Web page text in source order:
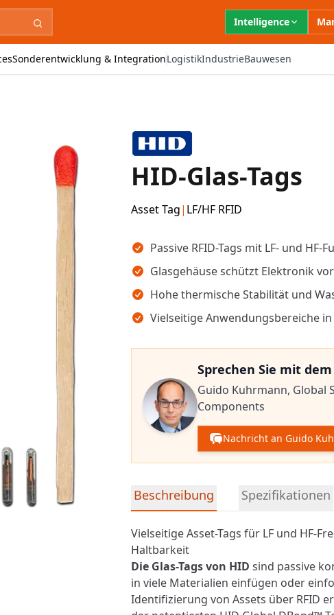
Intelligence
Sonderentwicklung & IntegrationLogistikIndustrieBauwesen
HID-Glas-Tags
Asset Tag| LF/HF RFID
Wichtigste Erkenntnisse
Passive RFID-Tags mit LF- und HF-
Glasgehäuse schützt Elektronik
Hohe thermische Stabilität und
Vielseitige Anwendungsbereiche in
Sprechen Sie mit
Guido Kuhrmann, Global
Components
Nachricht an Guido
Detaillierte Produktinformationen
Beschreibung Spezifikationen
Vielseitige Asset-Tags für LF und HF-
Haltbarkeit
Die Glas-Tags von HID sind passive
in viele Materialien einfügen oder
Identifizierung von Assets über RFID